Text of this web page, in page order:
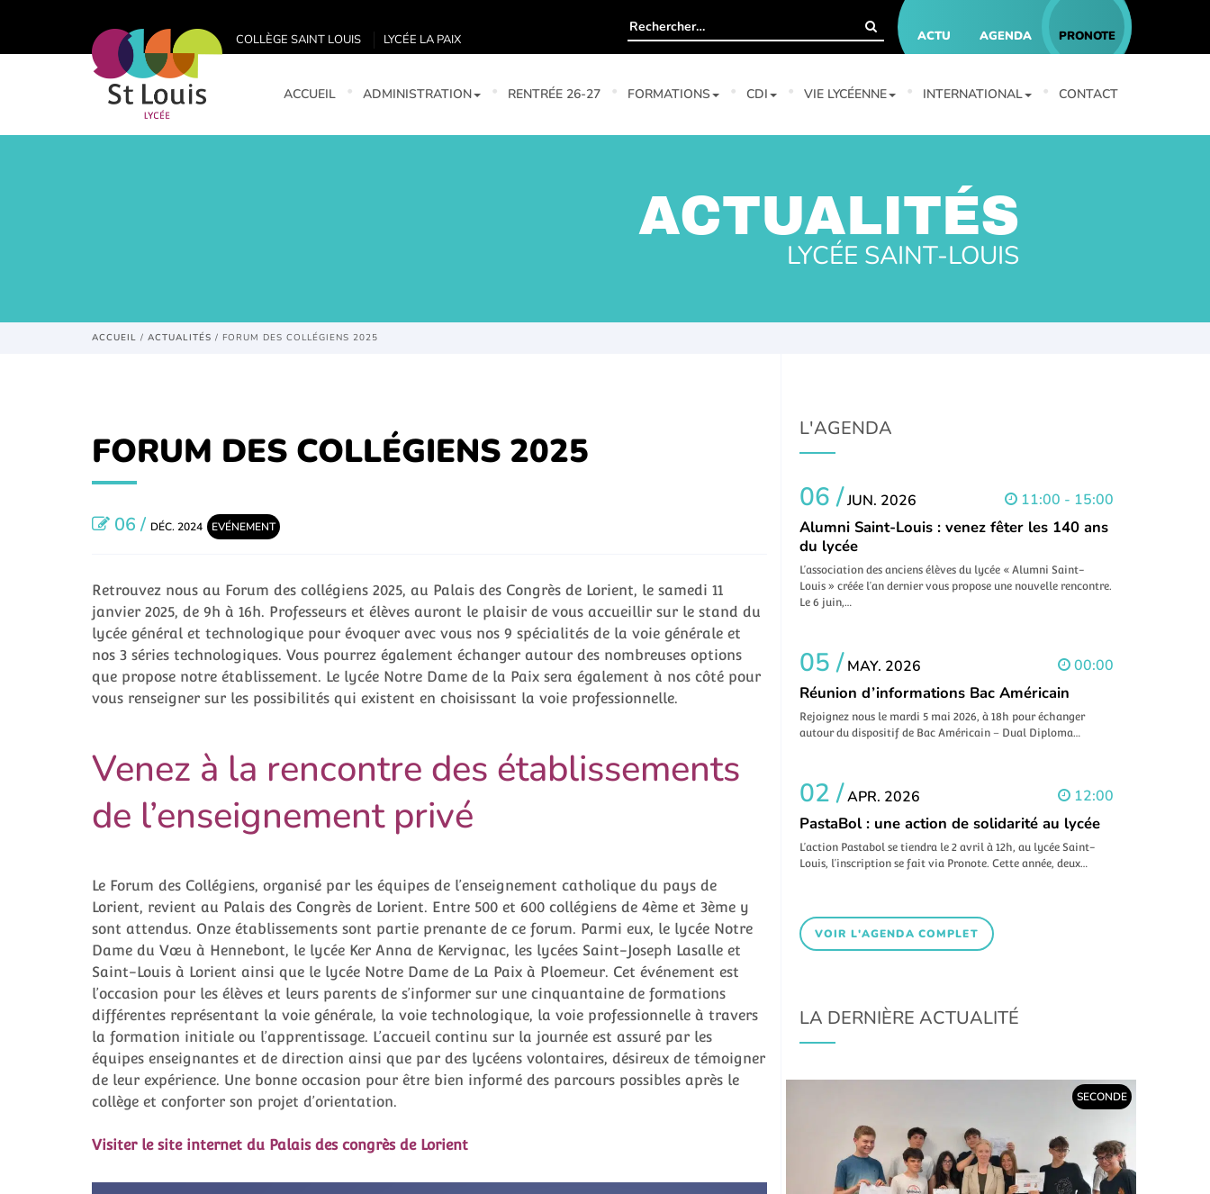
COLLÈGE SAINT LOUIS LYCÉE LA PAIX
Rechercher :
PRONOTE
AGENDA
ACTU
ACCUEIL ADMINISTRATION RENTRÉE 26-27 FORMATIONS CDI VIE LYCÉENNE INTERNATIONAL CONTACT
ACTUALITÉS
LYCÉE SAINT-LOUIS
ACCUEIL / ACTUALITÉS / FORUM DES COLLÉGIENS 2025
FORUM DES COLLÉGIENS 2025
06 / DÉC. 2024 EVÉNEMENT
Retrouvez nous au Forum des collégiens 2025, au Palais des Congrès de Lorient, le samedi 11
janvier 2025, de 9h à 16h. Professeurs et élèves auront le plaisir de vous accueillir sur le stand du
lycée général et technologique pour évoquer avec vous nos 9 spécialités de la voie générale et
nos 3 séries technologiques. Vous pourrez également échanger autour des nombreuses options
que propose notre établissement. Le lycée Notre Dame de la Paix sera également à nos côté pour
vous renseigner sur les possibilités qui existent en choisissant la voie professionnelle.
Venez à la rencontre des établissements
de l’enseignement privé
Le Forum des Collégiens, organisé par les équipes de l’enseignement catholique du pays de
Lorient, revient au Palais des Congrès de Lorient. Entre 500 et 600 collégiens de 4ème et 3ème y
sont attendus. Onze établissements sont partie prenante de ce forum. Parmi eux, le lycée Notre
Dame du Vœu à Hennebont, le lycée Ker Anna de Kervignac, les lycées Saint-Joseph Lasalle et
Saint-Louis à Lorient ainsi que le lycée Notre Dame de La Paix à Ploemeur. Cet événement est
l’occasion pour les élèves et leurs parents de s’informer sur une cinquantaine de formations
différentes représentant la voie générale, la voie technologique, la voie professionnelle à travers
la formation initiale ou l’apprentissage. L’accueil continu sur la journée est assuré par les
équipes enseignantes et de direction ainsi que par des lycéens volontaires, désireux de témoigner
de leur expérience. Une bonne occasion pour être bien informé des parcours possibles après le
collège et conforter son projet d’orientation.
Visiter le site internet du Palais des congrès de Lorient
L'AGENDA
06 /JUN. 2026 11:00 - 15:00
Alumni Saint-Louis : venez fêter les 140 ans
du lycée
L’association des anciens élèves du lycée « Alumni Saint-
Louis » créée l’an dernier vous propose une nouvelle rencontre.
Le 6 juin,…
05 / MAY. 2026 00:00
Réunion d’informations Bac Américain
Rejoignez nous le mardi 5 mai 2026, à 18h pour échanger
autour du dispositif de Bac Américain – Dual Diploma…
02 /APR. 2026 12:00
PastaBol : une action de solidarité au lycée
L’action Pastabol se tiendra le 2 avril à 12h, au lycée Saint-
Louis, l’inscription se fait via Pronote. Cette année, deux…
VOIR L'AGENDA COMPLET
LA DERNIÈRE ACTUALITÉ
SECONDE